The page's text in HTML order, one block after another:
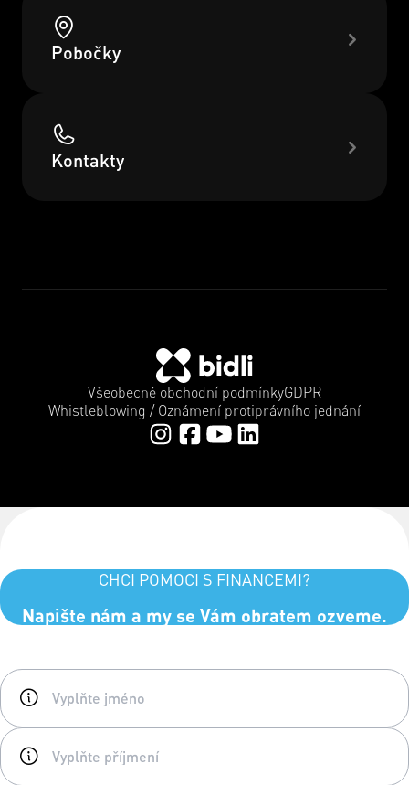
Pobočky
Kontakty
Všeobecné obchodní podmínkyGDPR
Whistleblowing / Oznámení protiprávního jednání
CHCI POMOCI S FINANCEMI?
Napište nám a my se Vám obratem ozveme.